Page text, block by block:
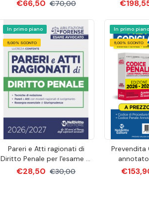
€66,50 €70,00
banca dati
superiore di
+
diritto
crisi
In primo piano
5,00% SCONTO
Pareri e Atti ragionati di
Diritto Penale per l'esame di
Avvocato 2026-2027
€28,50 €30,00
In primo piano
5,00% SCONTO
Prevendita
Procedura